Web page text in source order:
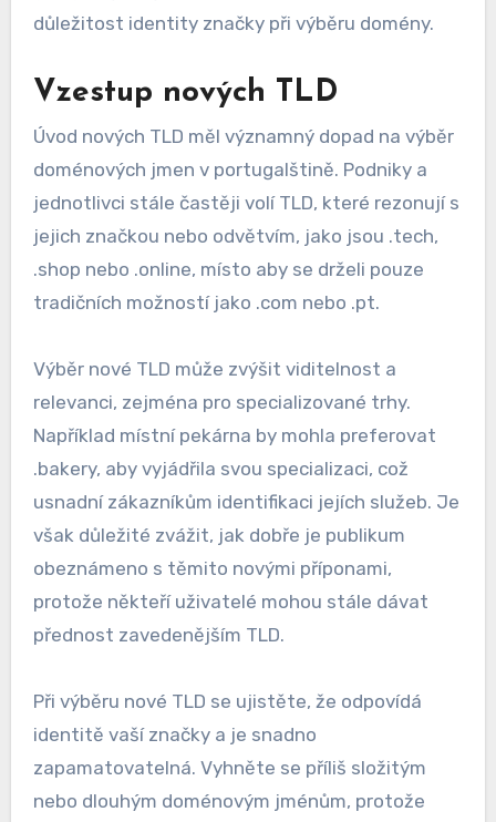
důležitost identity značky při výběru domény.
Vzestup nových TLD
Úvod nových TLD měl významný dopad na výběr
doménových jmen v portugalštině. Podniky a
jednotlivci stále častěji volí TLD, které rezonují s
jejich značkou nebo odvětvím, jako jsou .tech,
.shop nebo .online, místo aby se drželi pouze
tradičních možností jako .com nebo .pt.
Výběr nové TLD může zvýšit viditelnost a
relevanci, zejména pro specializované trhy.
Například místní pekárna by mohla preferovat
.bakery, aby vyjádřila svou specializaci, což
usnadní zákazníkům identifikaci jejích služeb. Je
však důležité zvážit, jak dobře je publikum
obeznámeno s těmito novými příponami,
protože někteří uživatelé mohou stále dávat
přednost zavedenějším TLD.
Při výběru nové TLD se ujistěte, že odpovídá
identitě vaší značky a je snadno
zapamatovatelná. Vyhněte se příliš složitým
nebo dlouhým doménovým jménům, protože